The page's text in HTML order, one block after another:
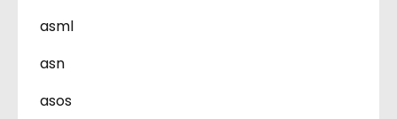
asml
asn
asos